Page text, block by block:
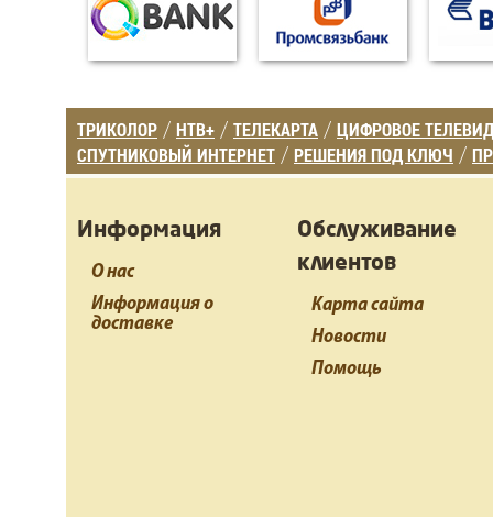
ТРИКОЛОР / НТВ+ / ТЕЛЕКАРТА / ЦИФРОВОЕ
СПУТНИКОВЫЙ ИНТЕРНЕТ / РЕШЕНИЯ ПОД КЛЮЧ /
Информация
О нас
Информация о
доставке
Обслуживание
клиентов
Карта сайта
Новости
Помощь